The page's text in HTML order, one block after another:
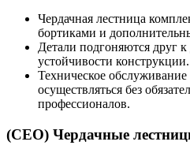
Чердачная лестница
бортиками и
Детали подгоняются друг
устойчивости конструкции.
Техническое
осуществляться без
профессионалов.
(CEO) Чердачные